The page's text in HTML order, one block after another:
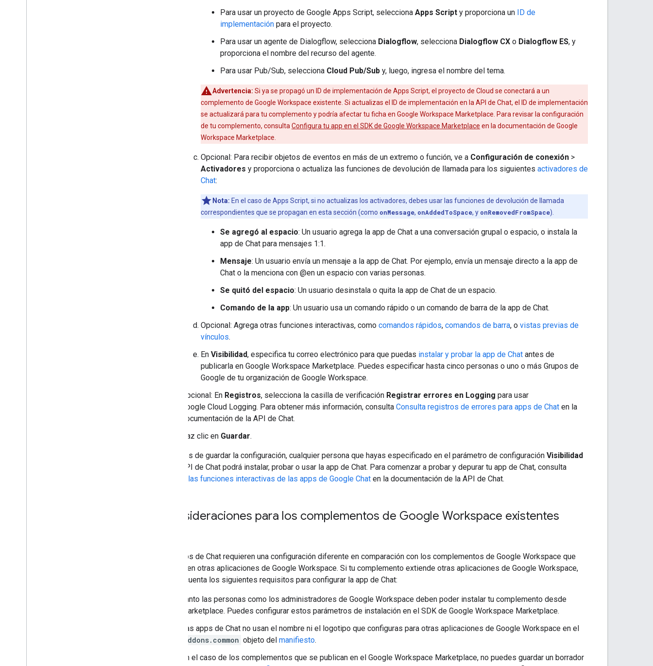
Para usar un proyecto de Google Apps Script, selecciona Apps Script y proporciona un ID de
implementación para el proyecto.
Para usar un agente de Dialogflow, selecciona Dialogflow, selecciona Dialogflow CX o Dialogflow ES, y
proporciona el nombre del recurso del agente.
Para usar Pub/Sub, selecciona Cloud Pub/Sub y, luego, ingresa el nombre del tema.
Advertencia: Si ya se propagó un ID de implementación de Apps Script, el proyecto de Cloud se conectará a un
complemento de Google Workspace existente. Si actualizas el ID de implementación en la API de Chat, el ID de implementación
se actualizará para tu complemento y podría afectar tu ficha en Google Workspace Marketplace. Para revisar la configuración
de tu complemento, consulta Configura tu app en el SDK de Google Workspace Marketplace en la documentación de Google
Workspace Marketplace.
Opcional: Para recibir objetos de eventos en más de un extremo o función, ve a Configuración de conexión >
Activadores y proporciona o actualiza las funciones de devolución de llamada para los siguientes activadores de
Chat:
Nota: En el caso de Apps Script, si no actualizas los activadores, debes usar las funciones de devolución de llamada
correspondientes que se propagan en esta sección (como onMessage, onAddedToSpace, y onRemovedFromSpace).
Se agregó al espacio: Un usuario agrega la app de Chat a una conversación grupal o espacio, o instala la
app de Chat para mensajes 1:1.
Mensaje: Un usuario envía un mensaje a la app de Chat. Por ejemplo, envía un mensaje directo a la app de
Chat o la menciona con @en un espacio con varias personas.
Se quitó del espacio: Un usuario desinstala o quita la app de Chat de un espacio.
Comando de la app: Un usuario usa un comando rápido o un comando de barra de la app de Chat.
Opcional: Agrega otras funciones interactivas, como comandos rápidos, comandos de barra, o vistas previas de
vínculos.
En Visibilidad, especifica tu correo electrónico para que puedas instalar y probar la app de Chat antes de
publicarla en Google Workspace Marketplace. Puedes especificar hasta cinco personas o uno o más Grupos de
Google de tu organización de Google Workspace.
Opcional: En Registros, selecciona la casilla de verificación Registrar errores en Logging para usar
Google Cloud Logging. Para obtener más información, consulta Consulta registros de errores para apps de Chat en la
documentación de la API de Chat.
Haz clic en Guardar.
Después de guardar la configuración, cualquier persona que hayas especificado en el parámetro de configuración Visibilidad
de la API de Chat podrá instalar, probar o usar la app de Chat. Para comenzar a probar y depurar tu app de Chat, consulta
Prueba las funciones interactivas de las apps de Google Chat en la documentación de la API de Chat.
Consideraciones para los complementos de Google Workspace existentes
Las apps de Chat requieren una configuración diferente en comparación con los complementos de Google Workspace que
extienden otras aplicaciones de Google Workspace. Si tu complemento extiende otras aplicaciones de Google Workspace,
ten en cuenta los siguientes requisitos para configurar la app de Chat:
Tanto las personas como los administradores de Google Workspace deben poder instalar tu complemento desde
Marketplace. Puedes configurar estos parámetros de instalación en el SDK de Google Workspace Marketplace.
Las apps de Chat no usan el nombre ni el logotipo que configuras para otras aplicaciones de Google Workspace en el
addons.common objeto del manifiesto.
En el caso de los complementos que se publican en el Google Workspace Marketplace, no puedes guardar un borrador